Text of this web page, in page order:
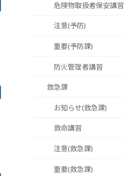
危険物取扱者保安講習
注意(予防)
重要(予防課)
防火管理者講習
救急課
お知らせ(救急課)
救命講習
注意(救急課)
重要(救急課)